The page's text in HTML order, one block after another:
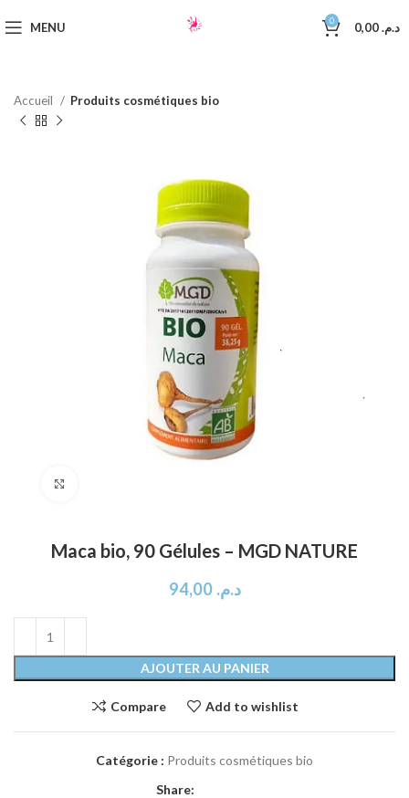
MENU 0 د.م.
Accueil Produits cosmétiques bio
Maca bio, 90 Gélules – MGD NATURE
د.م. 94,00
AJOUTER AU PANIER
Compare Add to wishlist
Catégorie : Produits cosmétiques bio
Share: